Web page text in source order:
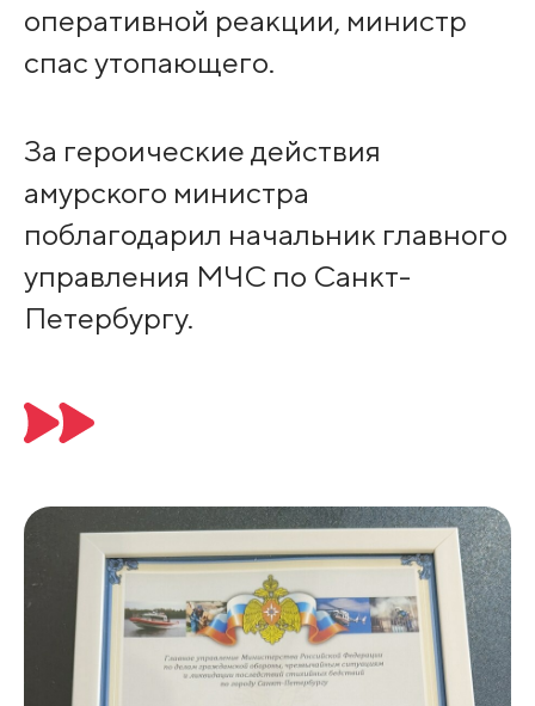
оперативной реакции, министр
спас утопающего.
За героические действия
амурского министра
поблагодарил начальник главного
управления МЧС по Санкт-
Петербургу.